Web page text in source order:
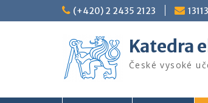
to
(+420) 2 2435 2123
Katedra
České vysoké